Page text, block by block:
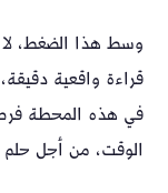
وسط هذا الضغط، لا
قراءة واقعية
في هذه المحطة
الوقت، من أجل حلم